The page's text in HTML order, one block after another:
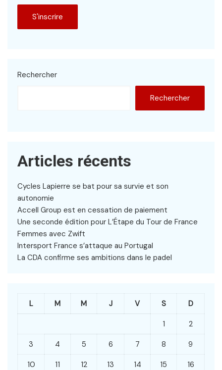
Rechercher
Rechercher
Articles récents
Cycles Lapierre se bat pour sa survie et son
autonomie
Accell Group est en cessation de paiement
Une seconde édition pour L’Étape du Tour de France
Femmes avec Zwift
Intersport France s’attaque au Portugal
La CDA confirme ses ambitions dans le padel
L M M J V S D
1 2
3 4 5 6 7 8 9
10 11 12 13 14 15 16